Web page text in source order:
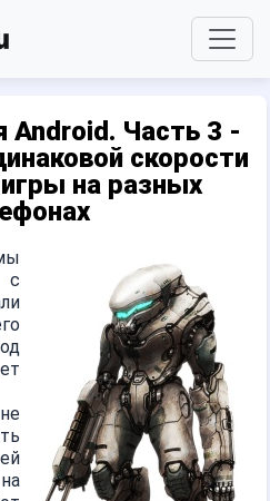
Android. Часть 3 -
скорости
на разных
с